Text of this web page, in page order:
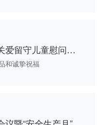
爱留守儿童慰问活
和诚挚祝福